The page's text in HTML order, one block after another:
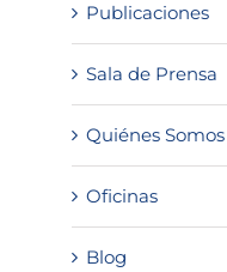
Publicaciones
Sala de Prensa
Quiénes Somos
Oficinas
Blog